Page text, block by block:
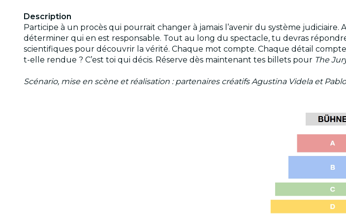
Description
Participe à un procès qui pourrait changer à jamais l’avenir du système
déterminer qui en est responsable. Tout au long du spectacle, tu devras
scientifiques pour découvrir la vérité. Chaque mot compte. Chaque détail
t-elle rendue ? C’est toi qui décis. Réserve dès maintenant tes billets pour The
Scénario, mise en scène et réalisation : partenaires créatifs Agustina Videla et